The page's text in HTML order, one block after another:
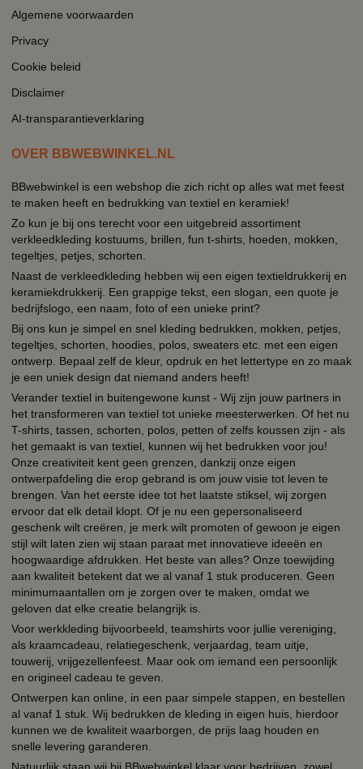
Algemene voorwaarden
Privacy
Cookie beleid
Disclaimer
AI-transparantieverklaring
OVER BBWEBWINKEL.NL
BBwebwinkel is een webshop die zich richt op alles wat met feest
te maken heeft en bedrukking van textiel en keramiek!
Zo kun je bij ons terecht voor een uitgebreid assortiment
verkleedkleding kostuums, brillen, fun t-shirts, hoeden, mokken,
tegeltjes, petjes, schorten.
Naast de verkleedkleding hebben wij een eigen textieldrukkerij en
keramiekdrukkerij. Een grappige tekst, een slogan, een quote je
bedrijfslogo, een naam, foto of een unieke print?
Bij ons kun je simpel en snel kleding bedrukken, mokken, petjes,
tegeltjes, schorten, hoodies, polos, sweaters etc. met een eigen
ontwerp. Bepaal zelf de kleur, opdruk en het lettertype en zo maak
je een uniek design dat niemand anders heeft!
Verander textiel in buitengewone kunst - Wij zijn jouw partners in
het transformeren van textiel tot unieke meesterwerken. Of het nu
T-shirts, tassen, schorten, polos, petten of zelfs koussen zijn - als
het gemaakt is van textiel, kunnen wij het bedrukken voor jou!
Onze creativiteit kent geen grenzen, dankzij onze eigen
ontwerpafdeling die erop gebrand is om jouw visie tot leven te
brengen. Van het eerste idee tot het laatste stiksel, wij zorgen
ervoor dat elk detail klopt. Of je nu een gepersonaliseerd
geschenk wilt creëren, je merk wilt promoten of gewoon je eigen
stijl wilt laten zien wij staan paraat met innovatieve ideeën en
hoogwaardige afdrukken. Het beste van alles? Onze toewijding
aan kwaliteit betekent dat we al vanaf 1 stuk produceren. Geen
minimumaantallen om je zorgen over te maken, omdat we
geloven dat elke creatie belangrijk is.
Voor werkkleding bijvoorbeeld, teamshirts voor jullie vereniging,
als kraamcadeau, relatiegeschenk, verjaardag, team uitje,
touwerij, vrijgezellenfeest. Maar ook om iemand een persoonlijk
en origineel cadeau te geven.
Ontwerpen kan online, in een paar simpele stappen, en bestellen
al vanaf 1 stuk. Wij bedrukken de kleding in eigen huis, hierdoor
kunnen we de kwaliteit waarborgen, de prijs laag houden en
snelle levering garanderen.
Natuurlijk staan wij bij BBwebwinkel klaar voor bedrijven, zowel